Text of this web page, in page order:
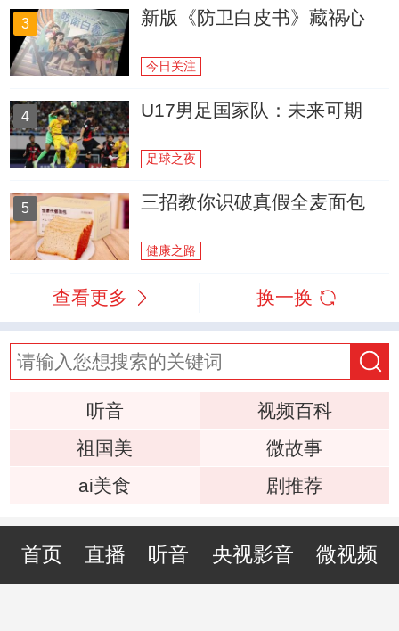
3 新版《防卫白皮书》藏祸心
今日关注
4 U17男足国家队：未来可期
足球之夜
5 三招教你识破真假全麦面包
健康之路
查看更多 换一换
听音
视频百科
祖国美
微故事
ai美食
剧推荐
首页 直播 听音 央视影音 微视频